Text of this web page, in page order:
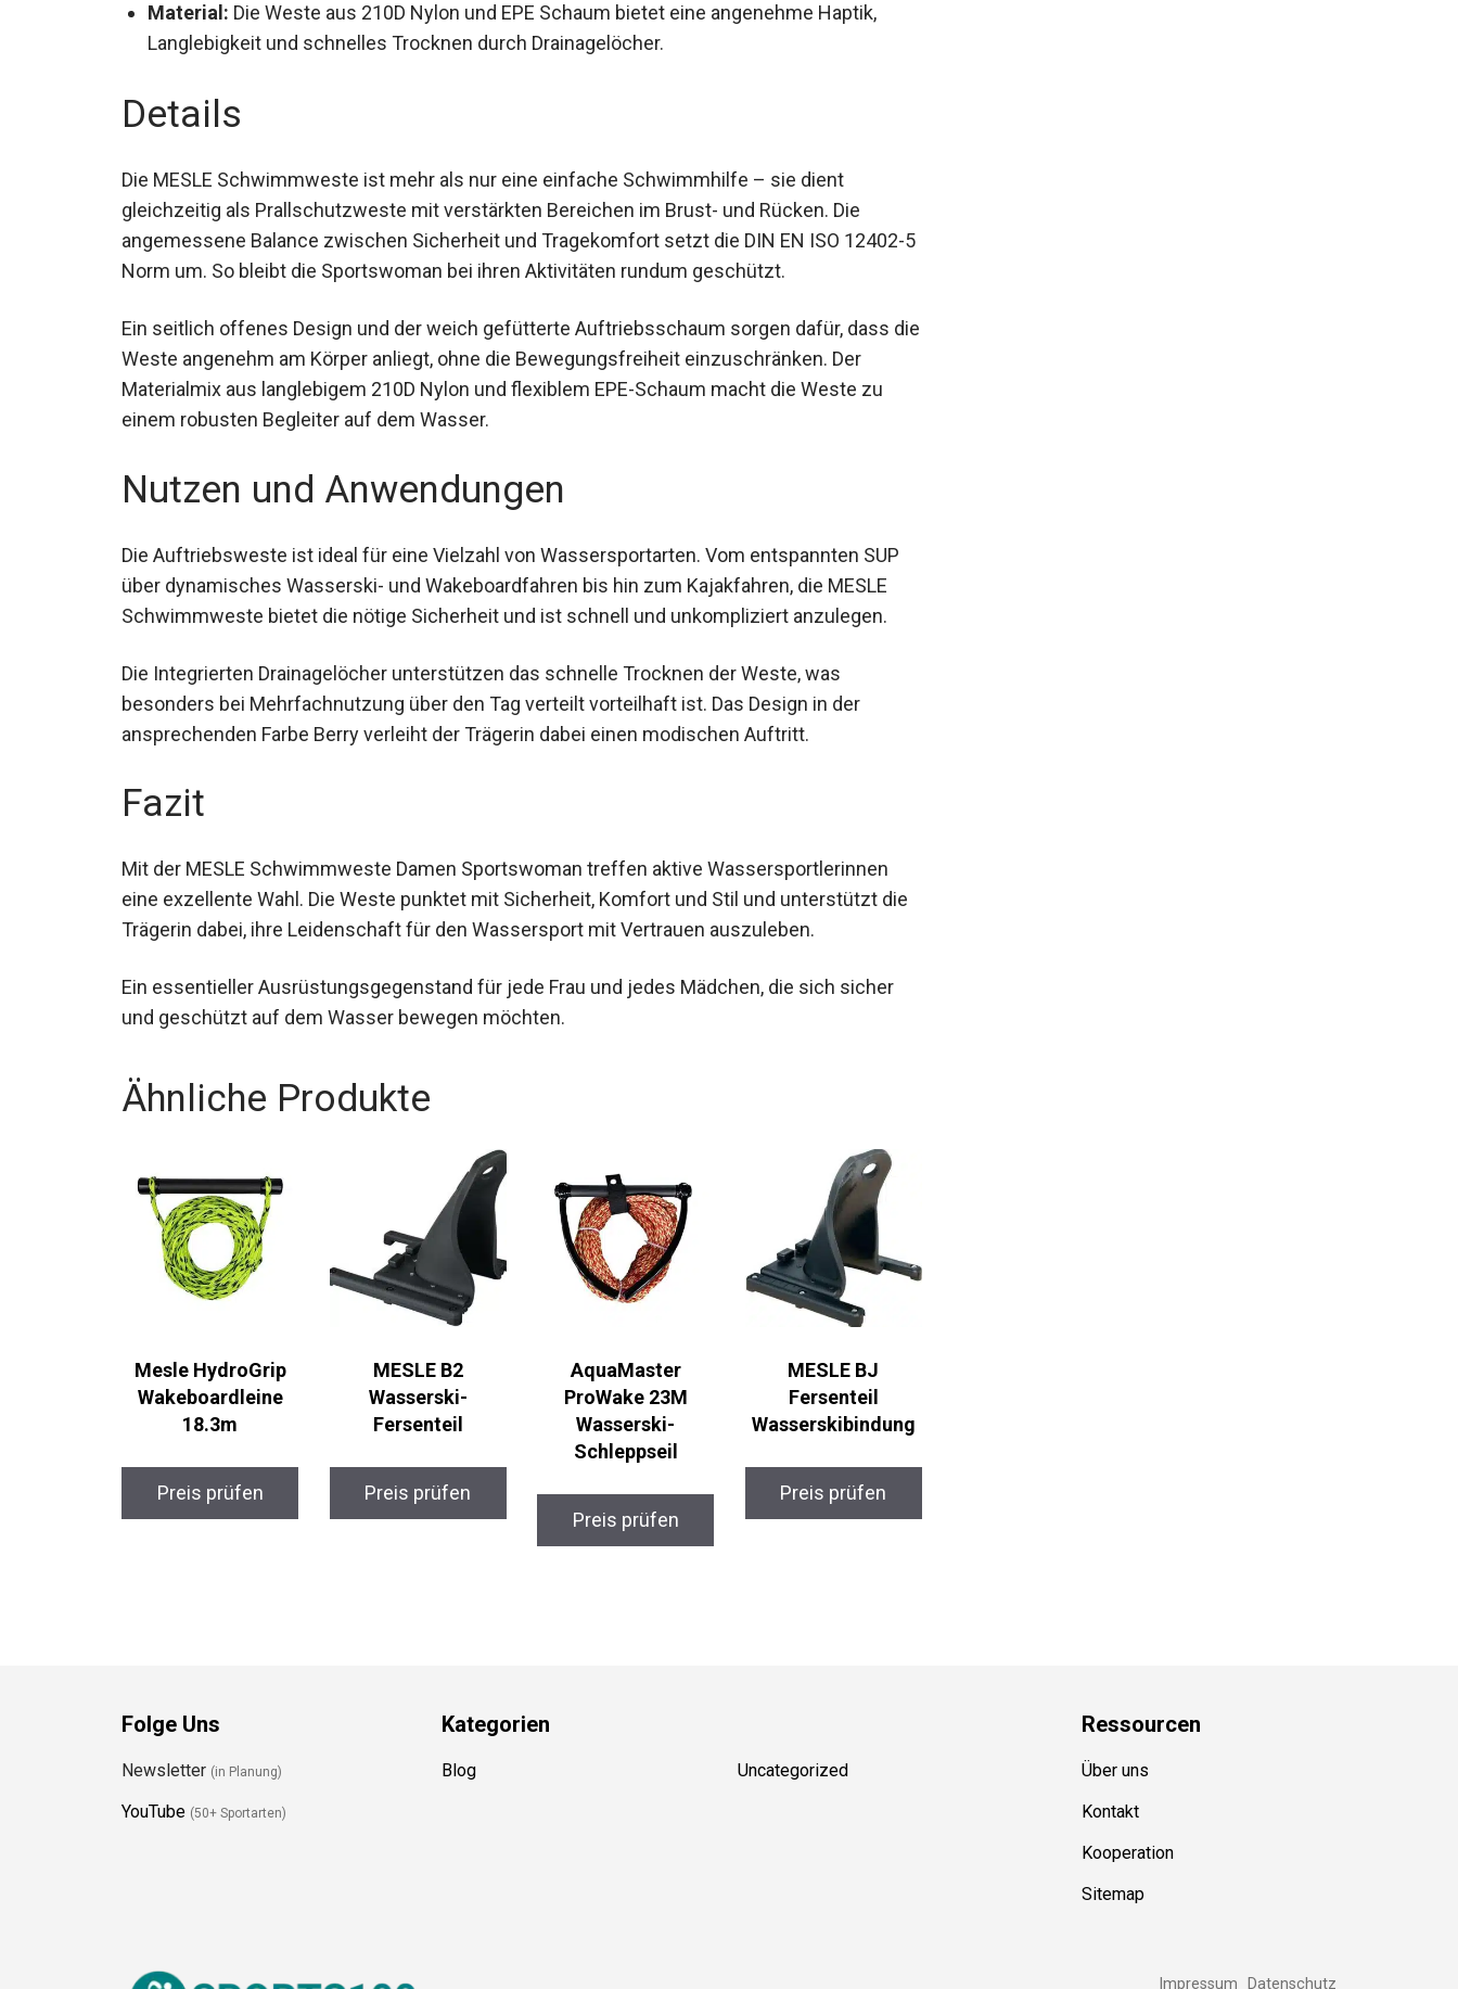
Material: Die Weste aus 210D Nylon und EPE Schaum bietet eine angenehme Haptik,
Langlebigkeit und schnelles Trocknen durch Drainagelöcher.
Details
Die MESLE Schwimmweste ist mehr als nur eine einfache Schwimmhilfe – sie dient
gleichzeitig als Prallschutzweste mit verstärkten Bereichen im Brust- und Rücken. Die
angemessene Balance zwischen Sicherheit und Tragekomfort setzt die DIN EN ISO 12402-5
Norm um. So bleibt die Sportswoman bei ihren Aktivitäten rundum geschützt.
Ein seitlich offenes Design und der weich gefütterte Auftriebsschaum sorgen dafür, dass die
Weste angenehm am Körper anliegt, ohne die Bewegungsfreiheit einzuschränken. Der
Materialmix aus langlebigem 210D Nylon und flexiblem EPE-Schaum macht die Weste zu
einem robusten Begleiter auf dem Wasser.
Nutzen und Anwendungen
Die Auftriebsweste ist ideal für eine Vielzahl von Wassersportarten. Vom entspannten SUP
über dynamisches Wasserski- und Wakeboardfahren bis hin zum Kajakfahren, die MESLE
Schwimmweste bietet die nötige Sicherheit und ist schnell und unkompliziert anzulegen.
Die Integrierten Drainagelöcher unterstützen das schnelle Trocknen der Weste, was
besonders bei Mehrfachnutzung über den Tag verteilt vorteilhaft ist. Das Design in der
ansprechenden Farbe Berry verleiht der Trägerin dabei einen modischen Auftritt.
Fazit
Mit der MESLE Schwimmweste Damen Sportswoman treffen aktive Wassersportlerinnen
eine exzellente Wahl. Die Weste punktet mit Sicherheit, Komfort und Stil und unterstützt die
Trägerin dabei, ihre Leidenschaft für den Wassersport mit Vertrauen auszuleben.
Ein essentieller Ausrüstungsgegenstand für jede Frau und jedes Mädchen, die sich sicher
und geschützt auf dem Wasser bewegen möchten.
Ähnliche Produkte
Mesle HydroGrip
Wakeboardleine
18.3m
Preis prüfen
MESLE B2
Wasserski-
Fersenteil
Preis prüfen
AquaMaster
ProWake 23M
Wasserski-
Schleppseil
Preis prüfen
MESLE BJ
Fersenteil
Wasserskibindung
Preis prüfen
Folge Uns
Newsletter (in Planung)
YouTube (50+ Sportarten)
Kategorien
Blog Uncategorized
Ressourcen
Über uns
Kontakt
Kooperation
Sitemap
Impressum Datenschutz